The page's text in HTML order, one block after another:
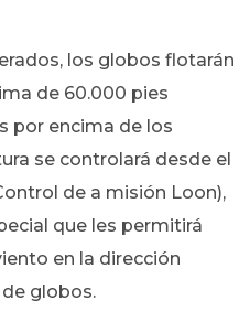
los globos flotarán
de 60.000 pies
por encima de los
se controlará desde el
de a misión Loon),
que les permitirá
en la dirección
globos.